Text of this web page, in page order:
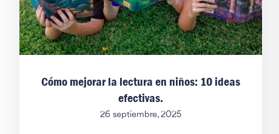
Cómo mejorar la lectura en niños: 10 ideas
efectivas.
26 septiembre, 2025